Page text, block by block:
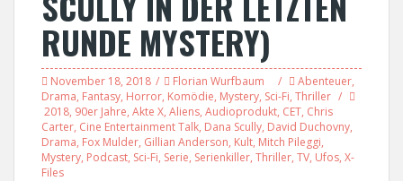
RUNDE MYSTERY)
November 18, 2018 Florian Wurfbaum Abenteuer,
Drama, Fantasy, Horror, Komödie, Mystery, Sci-Fi, Thriller
2018, 90er Jahre, Akte X, Aliens, Audioprodukt, CET, Chris
Carter, Cine Entertainment Talk, Dana Scully, David Duchovny,
Drama, Fox Mulder, Gillian Anderson, Kult, Mitch Pileggi,
Mystery, Podcast, Sci-Fi, Serie, Serienkiller, Thriller, TV, Ufos, X-
Files